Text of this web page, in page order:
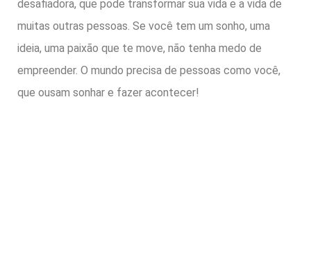
desafiadora, que pode transformar sua vida e a vida de
muitas outras pessoas. Se você tem um sonho, uma
ideia, uma paixão que te move, não tenha medo de
empreender. O mundo precisa de pessoas como você,
que ousam sonhar e fazer acontecer!